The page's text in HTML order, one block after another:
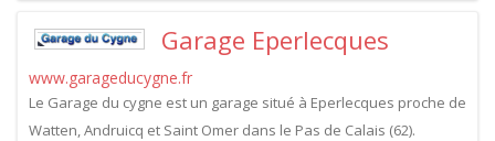
Garage Eperlecques
www.garageducygne.fr
Le Garage du cygne est un garage situé à Eperlecques proche de
Watten, Andruicq et Saint Omer dans le Pas de Calais (62).